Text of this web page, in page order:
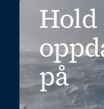
Hold
på